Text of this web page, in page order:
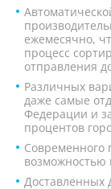
ежемесячно,
процесс
отправления
Различных
даже самые
Федерации и
процентов
Современного
возможностью
Доставленных